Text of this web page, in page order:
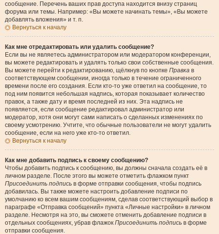
сообщение. Перечень ваших прав доступа находится внизу страниц
форума или темы. Например: «Вы можете начинать темы», «Вы можете
добавлять вложения» и т. п.
Вернуться к началу
Как мне отредактировать или удалить сообщение?
Если вы не являетесь администратором или модератором конференции,
вы можете редактировать и удалять только свои собственные сообщения.
Вы можете перейти к редактированию, щёлкнув по кнопке Правка в
соответствующем сообщении, иногда только в течение ограниченного
времени после его создания. Если кто-то уже ответил на сообщение, то
под ним появится небольшая надпись, которая показывает количество
правок, а также дату и время последней из них. Эта надпись не
появляется, если сообщение редактировал администратор или
модератор, хотя они могут сами написать о сделанных изменениях по
своему усмотрению. Учтите, что обычные пользователи не могут удалить
сообщение, если на него уже кто-то ответил.
Вернуться к началу
Как мне добавить подпись к своему сообщению?
Чтобы добавить подпись к сообщению, вы должны сначала создать её в
личном разделе. После этого вы можете отметить флажком пункт
Присоединить подпись в форме отправки сообщения, чтобы подпись
добавилась. Вы также можете настроить добавление подписи по
умолчанию ко всем вашим сообщениям, сделав соответствующий выбор в
параграфе «Отправка сообщений» пункта «Личные настройки» в личном
разделе. Несмотря на это, вы сможете отменить добавление подписи в
отдельных сообщениях, убрав флажок Присоединить подпись в форме
отправки сообщения.